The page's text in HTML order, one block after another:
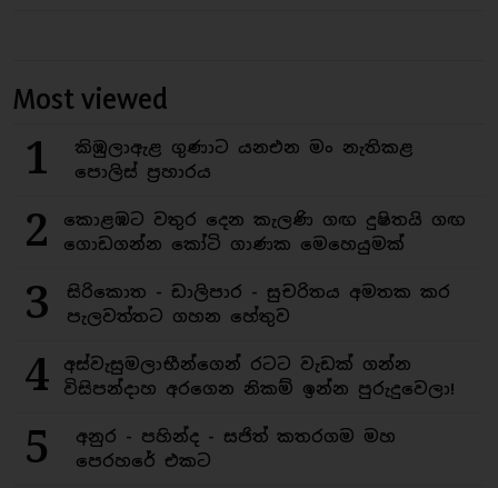
Most viewed
1
කිඹුලාඇළ ගුණාට යනඑන මං නැතිකළ
පොලිස් ප්‍රහාරය
2
කොළඹට වතුර දෙන කැලණි ගඟ දුෂිතයි ගඟ
ගොඩගන්න කෝටි ගාණක මෙහෙයුමක්
3
සිරිකොත - ඩාලිපාර - සුචරිතය අමතක කර
පැලවත්තට ගහන හේතුව
4
අස්වැසුමලාභීන්ගෙන් රටට වැඩක් ගන්න
විසිපන්දාහ අරගෙන නිකම් ඉන්න පුරුදුවෙලා!
5
අනුර - පහින්ද - සජිත් කතරගම මහ
පෙරහරේ එකට